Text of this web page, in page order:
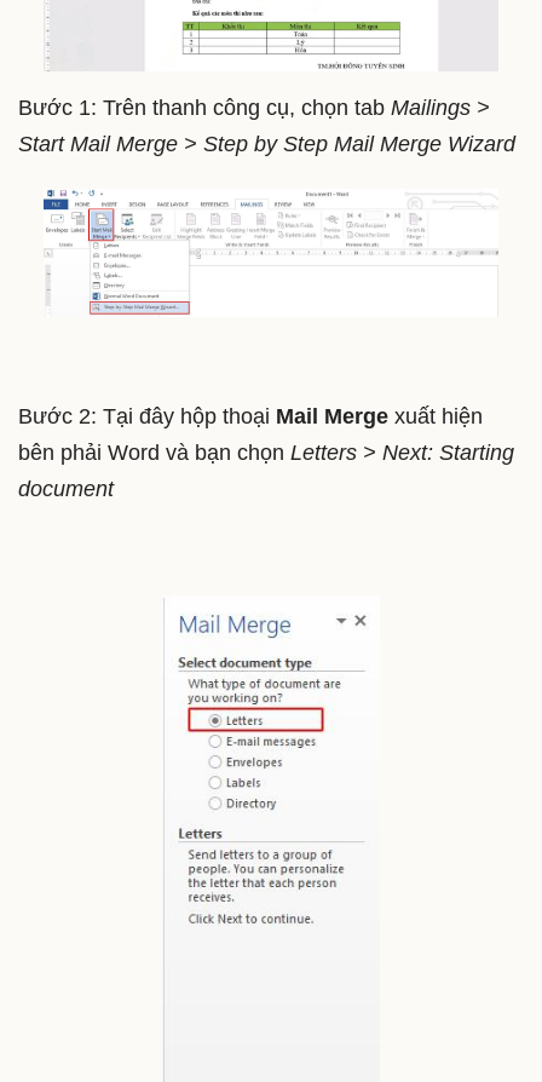
Bước 1: Trên thanh công cụ, chọn tab Mailings >
Start Mail Merge > Step by Step Mail Merge Wizard
Bước 2: Tại đây hộp thoại Mail Merge xuất hiện
bên phải Word và bạn chọn Letters > Next: Starting
document